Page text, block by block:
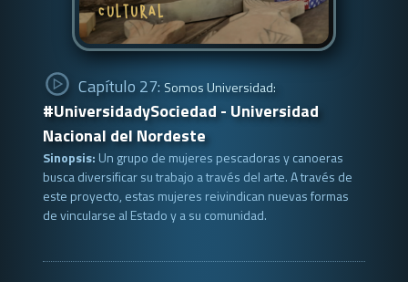
Capítulo 27: Somos Universidad:
#UniversidadySociedad - Universidad
Nacional del Nordeste
Sinopsis: Un grupo de mujeres pescadoras y canoeras
busca diversificar su trabajo a través del arte. A través de
este proyecto, estas mujeres reivindican nuevas formas
de vincularse al Estado y a su comunidad.